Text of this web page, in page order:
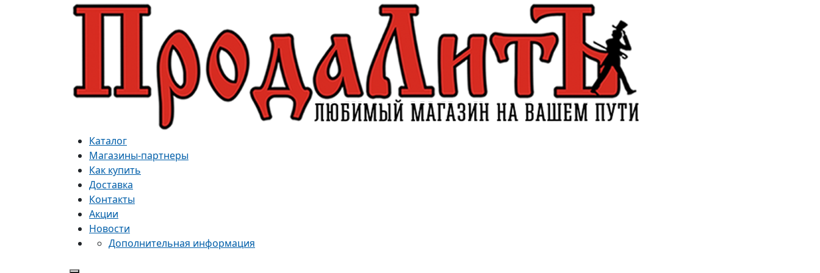
Каталог
Магазины-партнеры
Как купить
Доставка
Контакты
Акции
Новости
Дополнительная информация